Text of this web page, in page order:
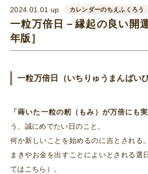
2024.01.01 up カレンダーのちえふくろう
一粒万倍日－縁起の良い開
年版］
一粒万倍日（いちりゅうまんばいび
「蒔いた一粒の籾（もみ）が万倍にも
う、誠にめでたい日のこと。
何か新しいことを始めるのに吉とされる
まきやお金を出すことによいとされる選
ては こちら ）。